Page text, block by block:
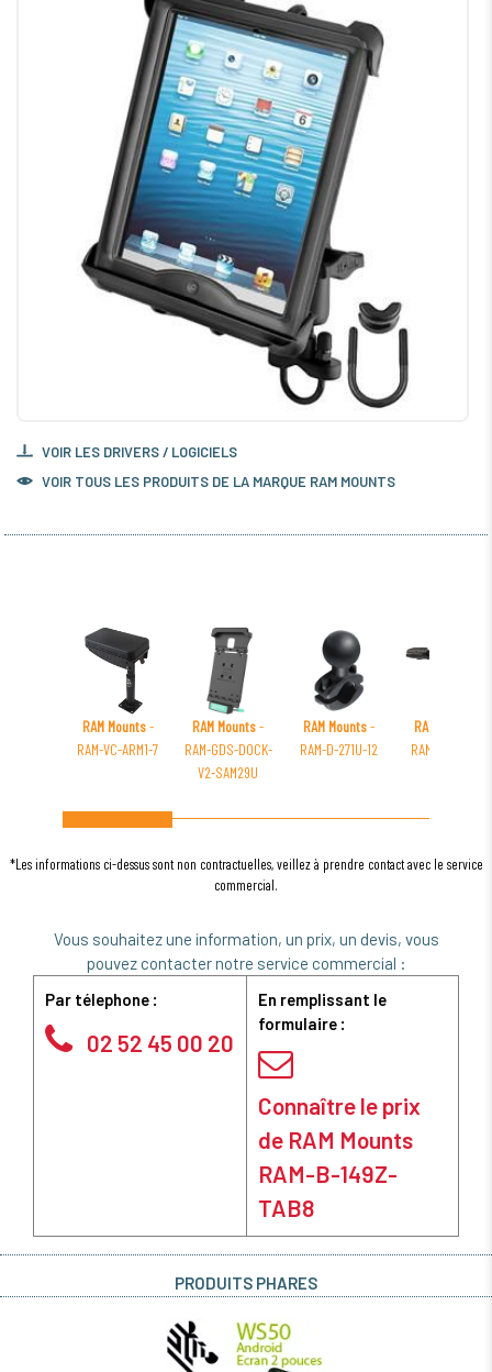
VOIR LES DRIVERS / LOGICIELS
VOIR TOUS LES PRODUITS DE LA MARQUE RAM MOUNTS
RAM Mounts-
RAM-VC-ARM1-7
RAM Mounts-
RAM-GDS-DOCK-
V2-SAM29U
RAM Mounts-
RAM-D-271U-12
RAM Mounts
RAM-109H-G1U
*Les informations ci-dessus sont non contractuelles, veillez à prendre contact avec le service
commercial.
Vous souhaitez une information, un prix, un devis, vous
pouvez contacter notre service commercial :
Par télephone :
02 52 45 00 20
En remplissant le
formulaire :
Connaître le prix
de RAM Mounts
RAM-B-149Z-
TAB8
PRODUITS PHARES